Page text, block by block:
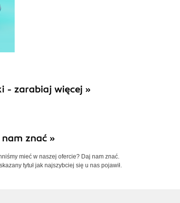
- zarabiaj więcej »
znać »
mieć w naszej ofercie? Daj nam znać.
tytuł jak najszybciej się u nas pojawił.